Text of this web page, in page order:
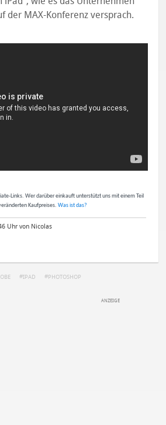
der MAX-Konferenz versprach.
Links. Wer darüber einkauft unterstützt uns mit einem Teil
Kaufpreises. Was ist das?
Uhr von Nicolas
IPAD PHOTOSHOP